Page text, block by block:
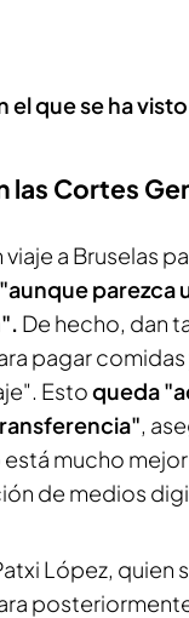
el que se ha
Cortes
a Bruselas
"aunque parezca
De hecho, dan
pagar
Estoqueda
,
mucho
de medios
López, quien